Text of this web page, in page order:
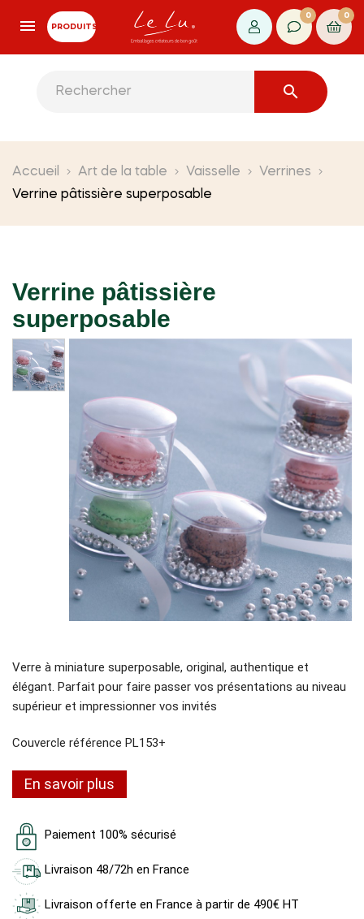
PRODUITS
0 0

Accueil Art de la table Vaisselle
Verrines
Verrine pâtissière superposable
Verrine pâtissière
superposable
Verre à miniature superposable, original, authentique et
élégant. Parfait pour faire passer vos présentations au niveau
supérieur et impressionner vos invités
Couvercle référence PL153+
En savoir plus
Paiement 100% sécurisé
Livraison 48/72h en France
Livraison offerte en France à partir de 490€ HT